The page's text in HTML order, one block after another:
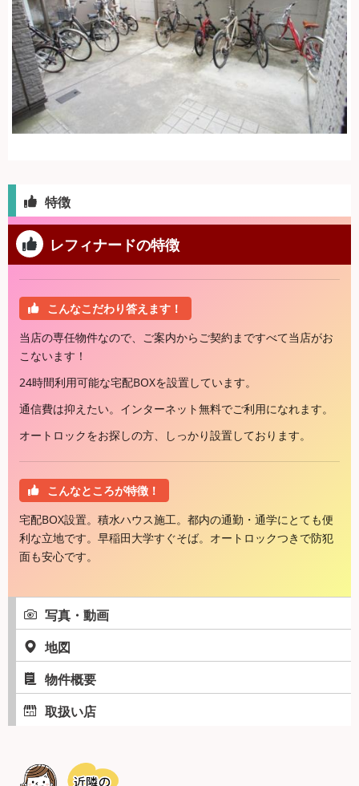
特徴
写真・動画
地図
物件概要
取扱い店
レフィナードの特徴
こんなこだわり答えます！
当店の専任物件なので、ご案内からご契約まですべて当店がお
こないます！
24時間利用可能な宅配BOXを設置しています。
通信費は抑えたい。インターネット無料でご利用になれます。
オートロックをお探しの方、しっかり設置しております。
こんなところが特徴！
宅配BOX設置。積水ハウス施工。都内の通勤・通学にとても便
利な立地です。早稲田大学すぐそば。オートロックつきで防犯
面も安心です。